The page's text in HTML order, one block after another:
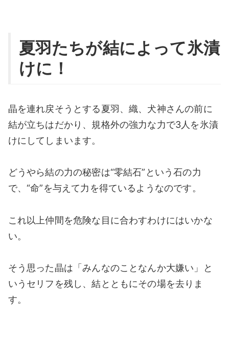
夏羽たちが結によって氷漬
けに！
晶を連れ戻そうとする夏羽、織、犬神さんの前に
結が立ちはだかり、規格外の強力な力で3人を氷漬
けにしてしまいます。
どうやら結の力の秘密は“零結石”という石の力
で、“命”を与えて力を得ているようなのです。
これ以上仲間を危険な目に合わすわけにはいかな
い。
そう思った晶は「みんなのことなんか大嫌い」と
いうセリフを残し、結とともにその場を去りま
す。